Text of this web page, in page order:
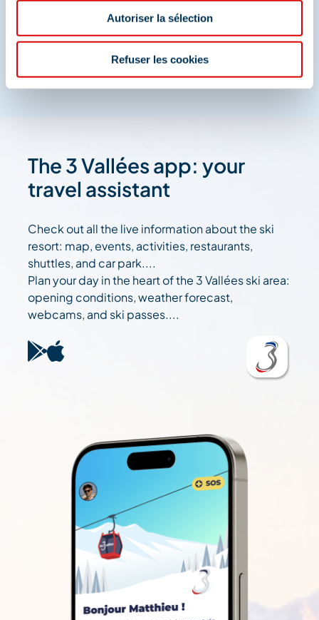
Autoriser la sélection
Refuser les cookies
And join us on social media
The 3 Vallées app: your
travel assistant
Check out all the live information about the ski
resort: map, events, activities, restaurants,
shuttles, and car park....
Plan your day in the heart of the 3 Vallées ski area:
opening conditions, weather forecast,
webcams, and ski passes....